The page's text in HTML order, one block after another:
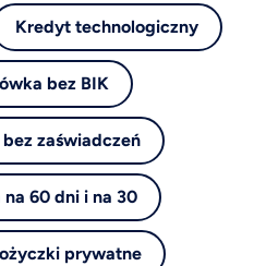
Kredyt technologiczny
bez BIK
zaświadczeń
na 60 dni i na 30
prywatne